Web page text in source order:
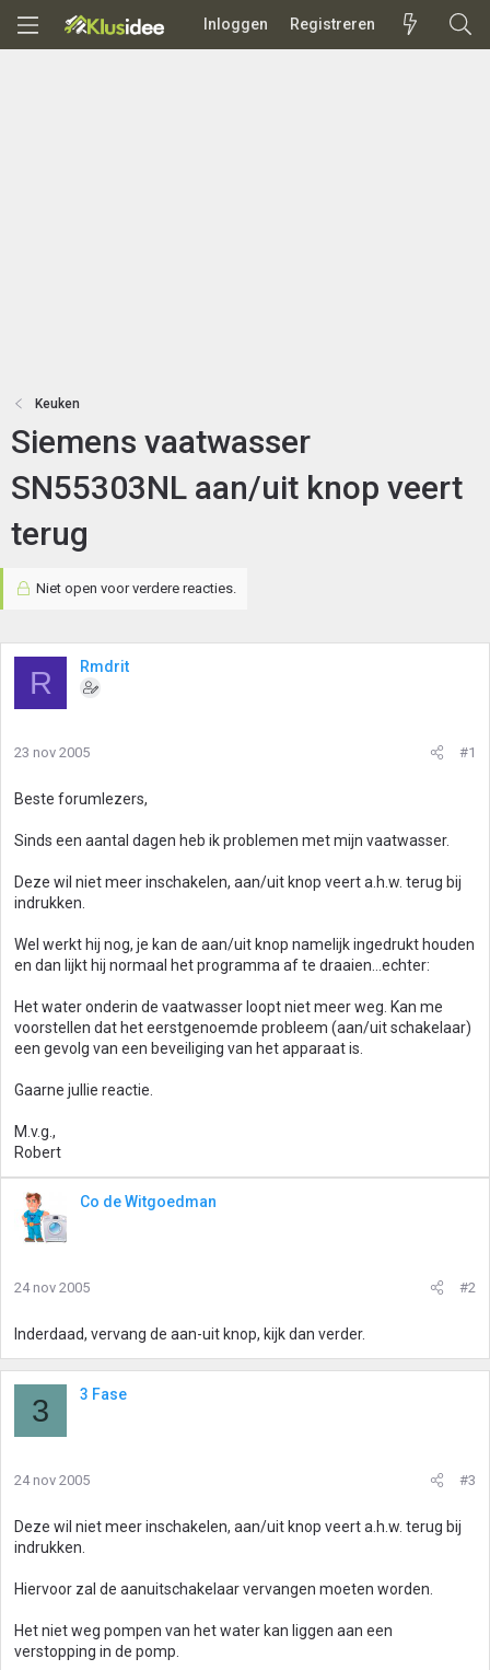
Inloggen Registreren
Keuken
Siemens vaatwasser
SN55303NL aan/uit knop veert
terug
Niet open voor verdere reacties.
R Rmdrit
23 nov 2005 #1
Beste forumlezers,
Sinds een aantal dagen heb ik problemen met mijn vaatwasser.
Deze wil niet meer inschakelen, aan/uit knop veert a.h.w. terug bij
indrukken.
Wel werkt hij nog, je kan de aan/uit knop namelijk ingedrukt houden
en dan lijkt hij normaal het programma af te draaien...echter:
Het water onderin de vaatwasser loopt niet meer weg. Kan me
voorstellen dat het eerstgenoemde probleem (aan/uit schakelaar)
een gevolg van een beveiliging van het apparaat is.
Gaarne jullie reactie.
M.v.g.,
Robert
Co de Witgoedman
24 nov 2005 #2
Inderdaad, vervang de aan-uit knop, kijk dan verder.
3 3 Fase
24 nov 2005 #3
Deze wil niet meer inschakelen, aan/uit knop veert a.h.w. terug bij
indrukken.
Hiervoor zal de aanuitschakelaar vervangen moeten worden.
Het niet weg pompen van het water kan liggen aan een
verstopping in de pomp.